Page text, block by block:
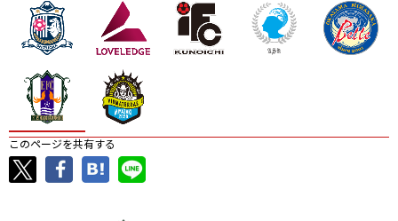
このページを共有する